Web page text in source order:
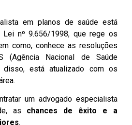
em planos de saúde está
nº 9.656/1998, que rege os
como, conhece as resoluções
(Agência Nacional de Saúde
disso, está atualizado com os
um advogado especialista
as chances de êxito e a
.